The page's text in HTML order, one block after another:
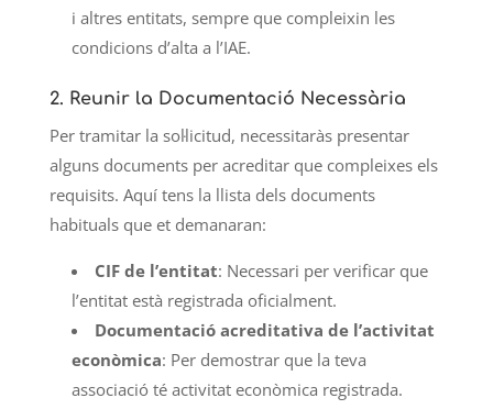
i altres entitats, sempre que compleixin les
condicions d’alta a l’IAE.
2. Reunir la Documentació Necessària
Per tramitar la sol·licitud, necessitaràs presentar
alguns documents per acreditar que compleixes els
requisits. Aquí tens la llista dels documents
habituals que et demanaran:
CIF de l’entitat: Necessari per verificar que
l’entitat està registrada oficialment.
Documentació acreditativa de l’activitat
econòmica: Per demostrar que la teva
associació té activitat econòmica registrada.